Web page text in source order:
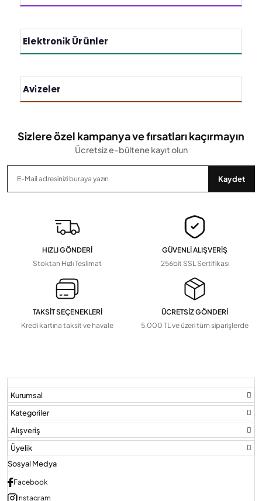
Elektroni̇k Ürünler
Avi̇zeler
Sizlere özel kampanya ve fırsatları kaçırmayın
Ücretsiz e-bültene kayıt olun
Kaydet
HIZLI GÖNDERİ
Stoktan Hızlı Teslimat
GÜVENLİ ALIŞVERİŞ
256bit SSL Sertifikası
TAKSİT SEÇENEKLERİ
Kredi kartına taksit ve havale
ÜCRETSİZ GÖNDERİ
5.000 TL ve üzeri tüm siparişlerde
Kurumsal
Kategoriler
Alışveriş
Üyelik
Sosyal Medya
Facebook
Instagram